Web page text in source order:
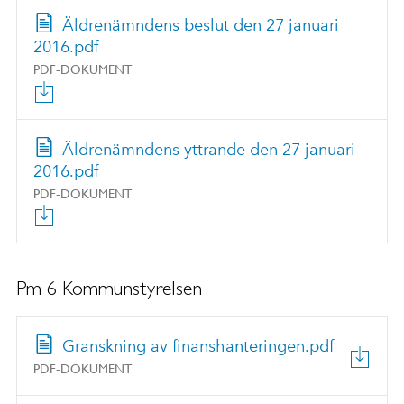
Äldrenämndens beslut den 27 januari
2016.pdf
PDF-DOKUMENT
Äldrenämndens yttrande den 27 januari
2016.pdf
PDF-DOKUMENT
Pm 6 Kommunstyrelsen
Granskning av finanshanteringen.pdf
PDF-DOKUMENT